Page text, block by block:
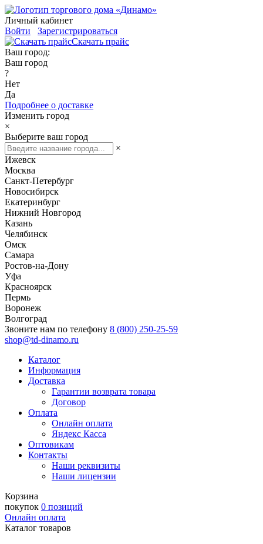
Личный кабинет
Войти
Зарегистрироваться
Скачать прайс
Ваш город:
Ваш город
?
Нет
Да
Подробнее о доставке
Изменить город
×
Выберите ваш город
×
Ижевск
Москва
Санкт-Петербург
Новосибирск
Екатеринбург
Нижний Новгород
Казань
Челябинск
Омск
Самара
Ростов-на-Дону
Уфа
Красноярск
Пермь
Воронеж
Волгоград
Звоните нам по телефону 8 (800) 250-25-59
shop@td-dinamo.ru
Каталог
Информация
Доставка
Гарантии возврата товара
Договор
Оплата
Онлайн оплата
Яндекс Касса
Оптовикам
Контакты
Наши реквизиты
Наши лицензии
Корзина
покупок 0 позиций
Онлайн оплата
Каталог товаров